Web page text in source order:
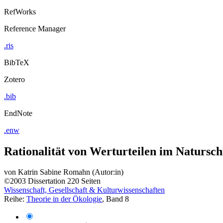
RefWorks
Reference Manager
.ris
BibTeX
Zotero
.bib
EndNote
.enw
Rationalität von Werturteilen im
von Katrin Sabine Romahn (Autor:in)
©2003 Dissertation 220 Seiten
Wissenschaft, Gesellschaft & Kulturwissenschaften
Reihe: Theorie in der Ökologie, Band 8